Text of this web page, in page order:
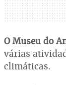
O Museu do
várias
climáticas.